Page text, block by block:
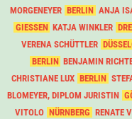
MORGENEYER BERLIN ANJA
GIESSEN
KATJA WINKLER
VERENA SCHÜTTLER
BERLIN BENJAMIN
CHRISTIANE LUX BERLIN
BLOMEYER, DIPLOM JURISTIN
VITOLO NÜRNBERG RENATE